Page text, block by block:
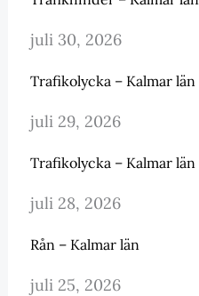
juli 30, 2026
Trafikolycka – Kalmar län
juli 29, 2026
Trafikolycka – Kalmar län
juli 28, 2026
Rån – Kalmar län
juli 25, 2026